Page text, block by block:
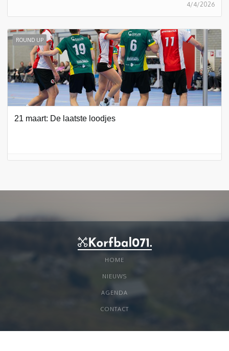
4/4/2026
ROUND UP
21 maart: De laatste loodjes
HOME
NIEUWS
AGENDA
CONTACT